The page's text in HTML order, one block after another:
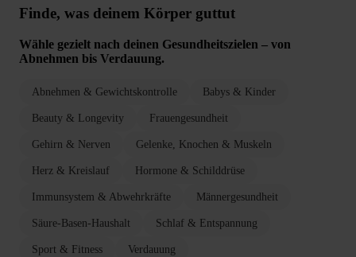
Finde, was deinem Körper guttut
Wähle gezielt nach deinen Gesundheitszielen – von
Abnehmen bis Verdauung.
Abnehmen & Gewichtskontrolle Babys & Kinder
Beauty & Longevity Frauengesundheit
Gehirn & Nerven Gelenke, Knochen & Muskeln
Herz & Kreislauf Hormone & Schilddrüse
Immunsystem & Abwehrkräfte Männergesundheit
Säure-Basen-Haushalt Schlaf & Entspannung
Sport & Fitness Verdauung